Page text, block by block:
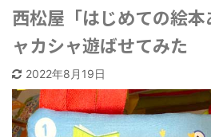
西松屋「はじめての絵
ャカシャ遊ばせてみた
2022年8月19日